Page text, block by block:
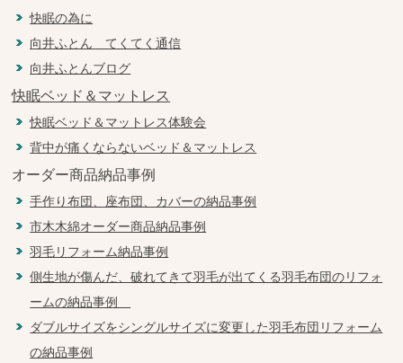
快眠の為に
向井ふとん てくてく通信
向井ふとんブログ
快眠ベッド＆マットレス
快眠ベッド＆マットレス体験会
背中が痛くならないベッド＆マットレス
オーダー商品納品事例
手作り布団、座布団、カバーの納品事例
市木木綿オーダー商品納品事例
羽毛リフォーム納品事例
側生地が傷んだ、破れてきて羽毛が出てくる羽毛布団のリフォ
ームの納品事例
ダブルサイズをシングルサイズに変更した羽毛布団リフォーム
の納品事例